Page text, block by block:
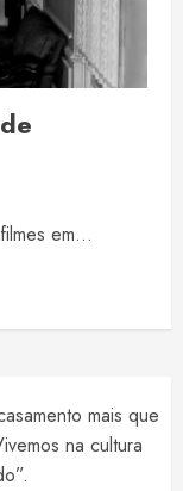
em...
mais que
na cultura